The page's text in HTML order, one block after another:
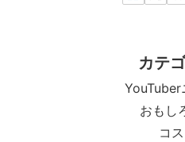
カテ
YouTuber
おもし
コ